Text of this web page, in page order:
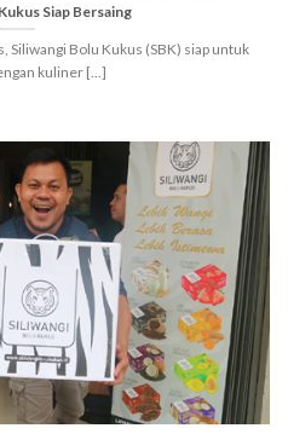
Siap Bersaing
Siliwangi Bolu Kukus (SBK) siap untuk
kuliner [...]